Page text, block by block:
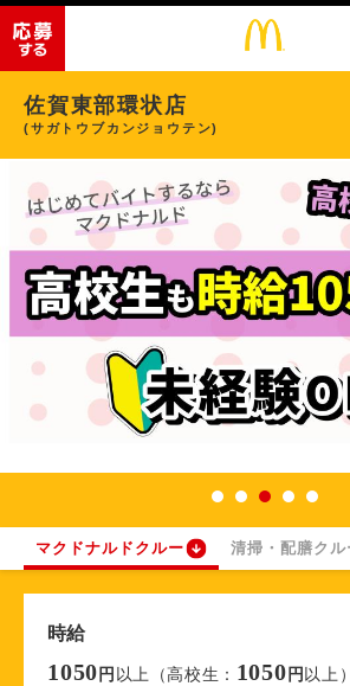
佐賀東部環状店
(サガトウブカンジョウテン)
マクドナルドクルー 清掃・配膳クル
時給
1050 円 以上（高校生： 1050 円 以上）